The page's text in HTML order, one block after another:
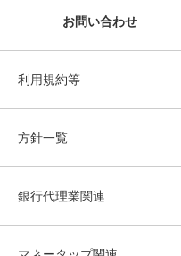
お問い合わせ
利用規約等
方針一覧
銀行代理業関連